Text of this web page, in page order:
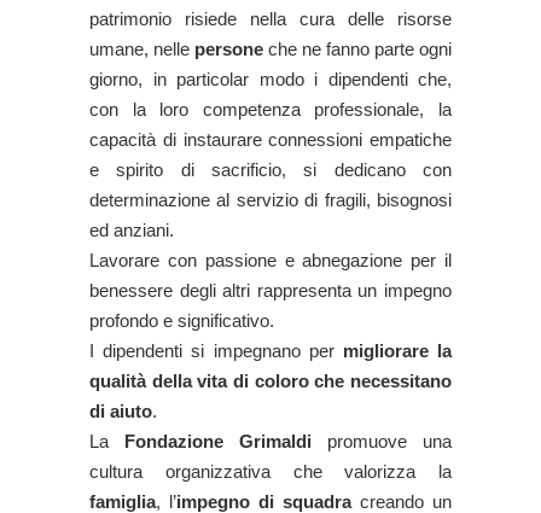
patrimonio risiede nella cura delle risorse
umane, nelle persone che ne fanno parte ogni
giorno, in particolar modo i dipendenti che,
con la loro competenza professionale, la
capacità di instaurare connessioni empatiche
e spirito di sacrificio, si dedicano con
determinazione al servizio di fragili, bisognosi
ed anziani.
Lavorare con passione e abnegazione per il
benessere degli altri rappresenta un impegno
profondo e significativo.
I dipendenti si impegnano per migliorare la
qualità della vita di coloro che necessitano
di aiuto.
La Fondazione Grimaldi promuove una
cultura organizzativa che valorizza la
famiglia, l’impegno di squadracreando un